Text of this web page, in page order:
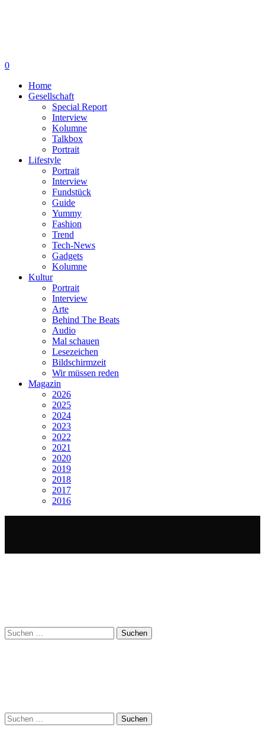
0
Home
Gesellschaft
Special Report
Interview
Kolumne
Talkbox
Portrait
Lifestyle
Portrait
Interview
Fundstück
Guide
Yummy
Fashion
Trend
Tech-News
Gadgets
Kolumne
Kultur
Portrait
Interview
Arte
Behind The Beats
Audio
Mal schauen
Lesezeichen
Bildschirmzeit
Wir müssen reden
Magazin
2026
2025
2024
2023
2022
2021
2020
2019
2018
2017
2016
Suchen
nach:
Suchen
nach: